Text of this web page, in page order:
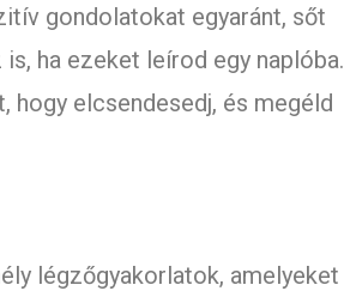
gondolatokat egyaránt, sőt
ha ezeket leírod egy naplóba.
hogy elcsendesedj, és megéld
légzőgyakorlatok, amelyeket